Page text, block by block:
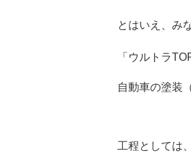
とはいえ、み
「ウルトラ
自動車の塗装
工程としては、